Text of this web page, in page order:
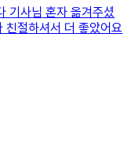
기사님 혼자 옮겨주셨
친절하셔서 더 좋았어요